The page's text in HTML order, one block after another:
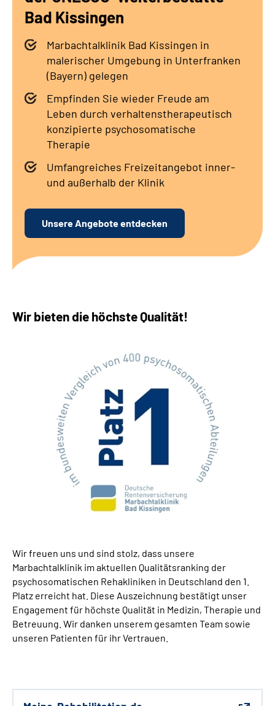
Gebärdensprache
Bad Kissingen
Marbachtalklinik Bad Kissingen in
malerischer Umgebung in Unterfranken
(Bayern) gelegen
Empfinden Sie wieder Freude am
Leben durch verhaltenstherapeutisch
konzipierte psychosomatische
Therapie
Umfangreiches Freizeitangebot inner-
und außerhalb der Klinik
Unsere Angebote entdecken
Wir bieten die höchste Qualität!
Wir freuen uns und sind stolz, dass unsere
Marbachtalklinik im aktuellen Qualitätsranking der
psychosomatischen Rehakliniken in Deutschland den 1.
Platz erreicht hat. Diese Auszeichnung bestätigt unser
Engagement für höchste Qualität in Medizin, Therapie und
Betreuung. Wir danken unserem gesamten Team sowie
unseren Patienten für ihr Vertrauen.